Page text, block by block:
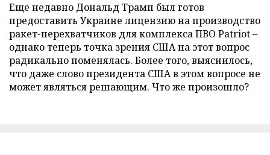
Еще недавно Дональд Трамп был готов
предоставить Украине лицензию на производство
ракет-перехватчиков для комплекса ПВО Patriot –
однако теперь точка зрения США на этот вопрос
радикально поменялась. Более того, выяснилось,
что даже слово президента США в этом вопросе не
может являться решающим. Что же произошло?